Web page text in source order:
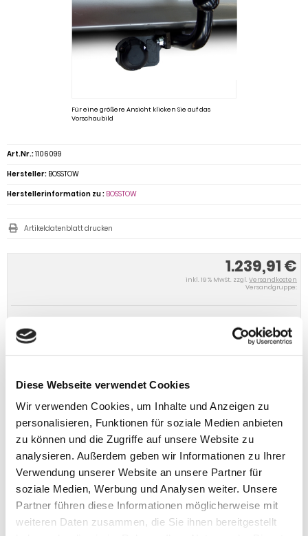
Diese Webseite verwendet Cookies
Wir verwenden Cookies, um Inhalte und Anzeigen zu
personalisieren, Funktionen für soziale Medien anbieten
zu können und die Zugriffe auf unsere Website zu
analysieren. Außerdem geben wir Informationen zu Ihrer
Verwendung unserer Website an unsere Partner für
soziale Medien, Werbung und Analysen weiter. Unsere
Partner führen diese Informationen möglicherweise mit
weiteren Daten zusammen, die Sie ihnen bereitgestellt
Für eine größere Ansicht klicken Sie auf das
Vorschaubild
1.239,91 €
inkl. 19 % MwSt. zzgl. Versandkosten
Versandgruppe:
IN DEN WARENKORB
Art.Nr.:1106099
Hersteller: BOSSTOW
Herstellerinformation zu : BOSSTOW
Artikeldatenblatt drucken